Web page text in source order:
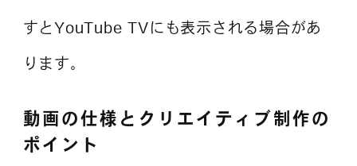
すとYouTube TVにも表示される場合があ
ります。
動画の仕様とクリエイティブ制作の
ポイント